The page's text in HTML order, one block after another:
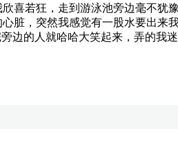
若狂，走到游泳池旁边毫不犹
脏，突然我感觉有一股水要出来
边的人就哈哈大笑起来，弄的我